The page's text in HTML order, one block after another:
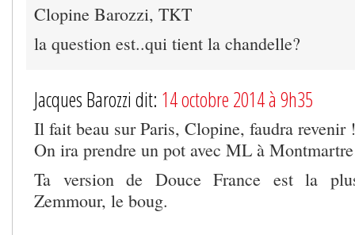
Clopine Barozzi, TKT
la question est..qui tient la chandelle?
Jacques Barozzi dit: 14 octobre 2014 à 9h35
Il fait beau sur Paris, Clopine, faudra revenir !
On ira prendre un pot avec ML à
Ta version de Douce France est la
Zemmour, le boug.